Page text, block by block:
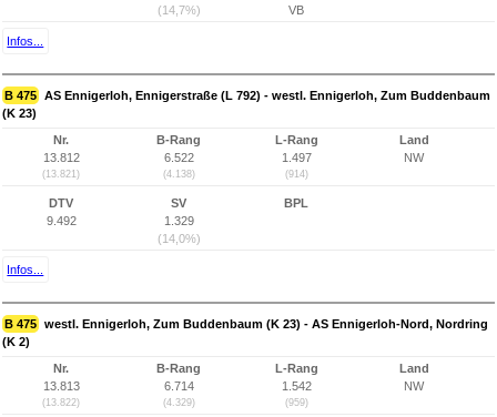
(14,7%)
VB
Infos...
B 475 AS Ennigerloh, Ennigerstraße (L 792) - westl. Ennigerloh, Zum Buddenbaum
(K 23)
Nr.
13.812
(13.821)
B-Rang
6.522
(4.138)
L-Rang
1.497
(914)
Land
NW
DTV
9.492
SV
1.329
(14,0%)
BPL
Infos...
B 475 westl. Ennigerloh, Zum Buddenbaum (K 23) - AS Ennigerloh-Nord, Nordring
(K 2)
Nr.
13.813
(13.822)
B-Rang
6.714
(4.329)
L-Rang
1.542
(959)
Land
NW